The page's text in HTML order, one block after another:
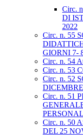
Circ.
DI
2022
Circ. n. 55
GIORNI 7-
Circ. n. 54
Circ. n. 53
Circ. n. 52
Circ. n. 51
Circ. n. 50
DEL 25